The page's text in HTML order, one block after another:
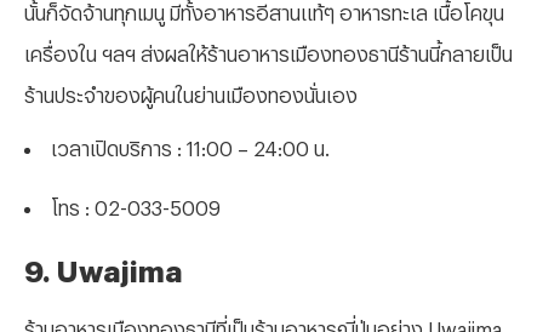
นั้นก็จัดจ้านทุกเมนู มีทั้งอาหารอีสานแท้ๆ อาหารทะเล เนื้อโคขุน
เครื่องใน ฯลฯ ส่งผลให้ร้านอาหารเมืองทองธานีร้านนี้กลายเป็น
ร้านประจำของผู้คนในย่านเมืองทองนั่นเอง
เวลาเปิดบริการ : 11:00 – 24:00 น.
โทร : 02-033-5009
9. Uwajima
ร้านอาหารเมืองทองธานีที่เป็นร้านอาหารญี่ปุ่นอย่าง Uwajima